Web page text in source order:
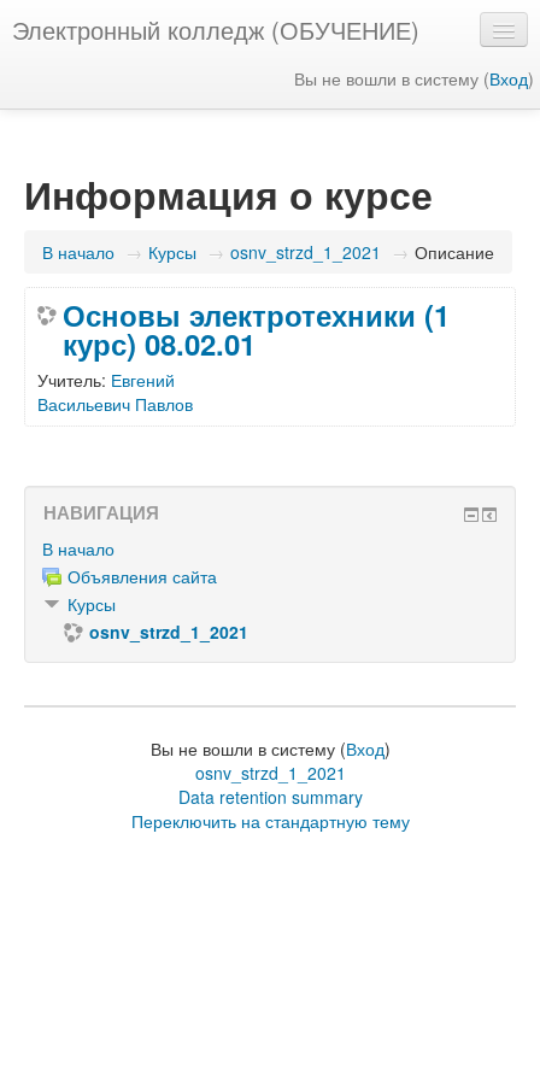
Электронный колледж (ОБУЧЕНИЕ)
Вы не вошли в систему (Вход)
Информация о курсе
В начало → Курсы → osnv_strzd_1_2021 → Описание
Основы электротехники (1
курс) 08.02.01
Учитель: Евгений
Васильевич Павлов
НАВИГАЦИЯ
В начало
Объявления сайта
Курсы
osnv_strzd_1_2021
Вы не вошли в систему (Вход)
osnv_strzd_1_2021
Data retention summary
Переключить на стандартную тему